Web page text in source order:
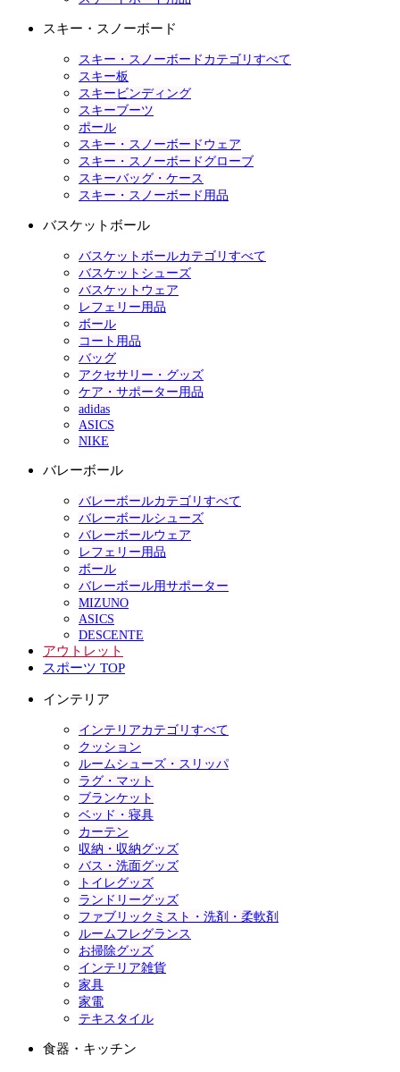
スキー・スノーボード
スキー・スノーボードカテゴリすべて
スキー板
スキービンディング
スキーブーツ
ポール
スキー・スノーボードウェア
スキー・スノーボードグローブ
スキーバッグ・ケース
スキー・スノーボード用品
バスケットボール
バスケットボールカテゴリすべて
バスケットシューズ
バスケットウェア
レフェリー用品
ボール
コート用品
バッグ
アクセサリー・グッズ
ケア・サポーター用品
adidas
ASICS
NIKE
バレーボール
バレーボールカテゴリすべて
バレーボールシューズ
バレーボールウェア
レフェリー用品
ボール
バレーボール用サポーター
MIZUNO
ASICS
DESCENTE
アウトレット
スポーツ TOP
インテリア
インテリアカテゴリすべて
クッション
ルームシューズ・スリッパ
ラグ・マット
ブランケット
ベッド・寝具
カーテン
収納・収納グッズ
バス・洗面グッズ
トイレグッズ
ランドリーグッズ
ファブリックミスト・洗剤・柔軟剤
ルームフレグランス
お掃除グッズ
インテリア雑貨
家具
家電
テキスタイル
食器・キッチン